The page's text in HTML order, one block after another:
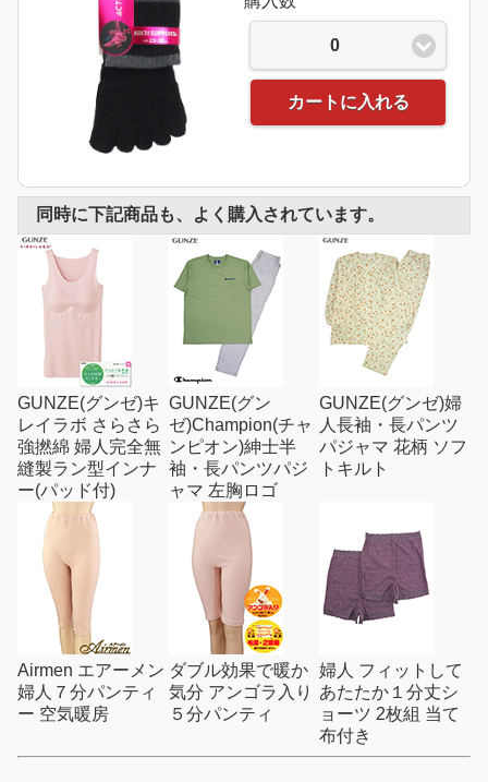
0
カートに入れる
同時に下記商品も、よく購入されています。
GUNZE(グンゼ)キ
レイラボ さらさら
強撚綿 婦人完全無
縫製ラン型インナ
ー(パッド付)
GUNZE(グン
ゼ)Champion(チャ
ンピオン)紳士半
袖・長パンツパジ
ャマ 左胸ロゴ
GUNZE(グンゼ)婦
人長袖・長パンツ
パジャマ 花柄 ソフ
トキルト
Airmen エアーメン
婦人７分パンティ
ー 空気暖房
ダブル効果で暖か
気分 アンゴラ入り
５分パンティ
婦人 フィットして
あたたか１分丈シ
ョーツ 2枚組 当て
布付き